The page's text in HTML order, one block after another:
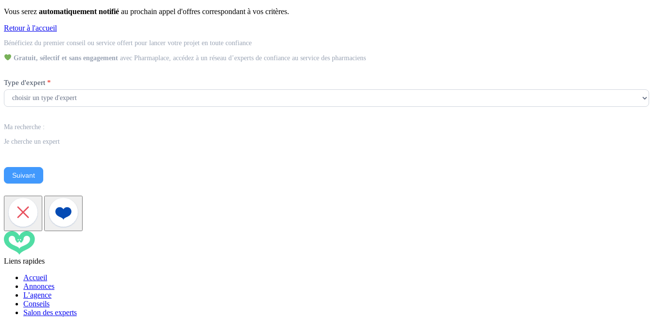
Vous serez automatiquement notifié au prochain appel d'offres correspondant à vos critères.
Retour à l'accueil
Expert
Bénéficiez du premier conseil ou service offert pour lancer votre projet en toute confiance
Gratuit, sélectif et sans engagementavec Pharmaplace, accédez à un réseau d’experts de confiance au service des pharmaciens
Type d'expert *
Ma recherche :
Je cherche un expert
Suivant
Liens rapides
Accueil
Annonces
L’agence
Conseils
Salon des experts